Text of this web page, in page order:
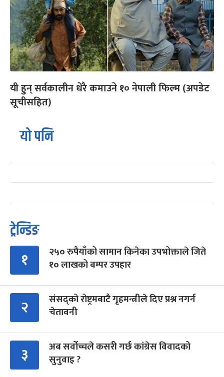
यी हुन् सर्वकालीन धेरै कमाउने १० नेपाली फिल्म (अपडेट
सूचीसहित)
यो पनि
ट्रेन्डिङ
१
२५० रुपैयाँको सामान किनेका उपभोक्ताले जिते
१० लाखको बम्पर उपहार
२
संसद्को रोष्ट्रमबाटै गृहमन्त्रीले दिए प्रश्न नगर्न
चेतावनी
३
अब सर्वोच्चले कसरी गर्छ कांग्रेस विवादको
सुनुवाइ ?